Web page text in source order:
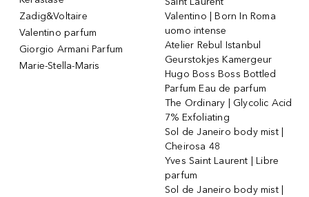
Zadig&Voltaire
Valentino parfum
Giorgio Armani Parfum
Marie-Stella-Maris
Valentino | Born In Roma
uomo intense
Atelier Rebul Istanbul
Geurstokjes Kamergeur
Hugo Boss Boss Bottled
Parfum Eau de parfum
The Ordinary | Glycolic Acid
7% Exfoliating
Sol de Janeiro body mist |
Cheirosa 48
Yves Saint Laurent | Libre
parfum
Sol de Janeiro body mist |